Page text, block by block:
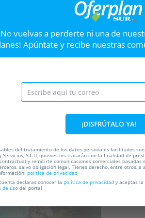
Entrada para el Museo
y de la Moda de Málaga
Museo Automovilístico
Hasta el31 Dic 105
Siguiente
DJEMBE
vuelvas a perderte ni una de
Apúntate y recibe nuestras
¡DISFRÚTALO YA!
del tratamiento de los datos personales facilitados
Servicios, S.L.U, quienes los tratarán con la finalidad de
y remitirte comunicaciones comerciales basadas
salvo obligación legal. Tienes derecho, entre otros,
política de privacidad
declaras conocer la política de privacidad y aceptas la
de uso del portal